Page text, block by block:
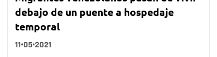
debajo de un puente a hospedaje
temporal
11•05•2021